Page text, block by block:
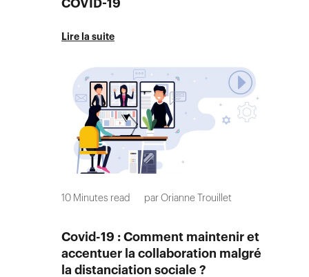
Lire la suite
10 Minutes read parOrianne Trouillet
Covid-19 : Comment maintenir et
accentuer la collaboration malgré
la distanciation sociale ?